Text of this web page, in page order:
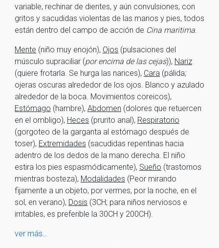
variable, rechinar de dientes, y aún convulsiones, con
gritos y sacudidas violentas de las manos y pies, todos
están dentro del campo de acción de Cina maritima.
Mente (niño muy enojón), Ojos (pulsaciones del
músculo supraciliar (por encima de las cejas)), Nariz
(quiere frotarla. Se hurga las narices), Cara (pálida;
ojeras oscuras alrededor de los ojos. Blanco y azulado
alrededor de la boca. Movimientos coreicos),
Estómago (hambre), Abdomen (dolores que retuercen
en el ombligo), Heces (prurito anal), Respiratorio
(gorgoteo de la garganta al estómago después de
toser), Extremidades (sacudidas repentinas hacia
adentro de los dedos de la mano derecha. El niño
estira los pies espasmódicamente), Sueño (trastornos
mientras bosteza), Modalidades (Peor mirando
fijamente a un objeto, por vermes, por la noche, en el
sol, en verano), Dosis (3CH; para niños nerviosos e
irritables, es preferible la 30CH y 200CH).
ver más…